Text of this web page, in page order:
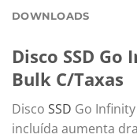
DOWNLOADS
Disco SSD
Bulk C/Taxas
Disco SSD Go Infinity
incluída aumenta